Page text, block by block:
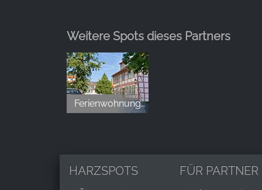
Weitere Spots dieses Partners
Ferienwohnungen am Klint
HARZSPOTS FÜR PARTNER